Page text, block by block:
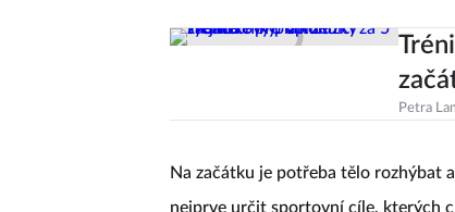
Petra
Na začátku je potřeba tělo rozhýbat
nejprve určit sportovní cíle, kterých